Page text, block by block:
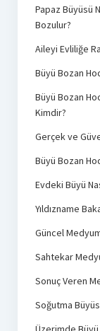
Papaz Büyüsü
Bozulur?
Aileyi Evliliğe
Büyü Bozan
Büyü Bozan
Kimdir?
Gerçek ve
Büyü Bozan
Evdeki Büyü
Yıldızname
Güncel
Sahtekar
Sonuç Veren
Soğutma